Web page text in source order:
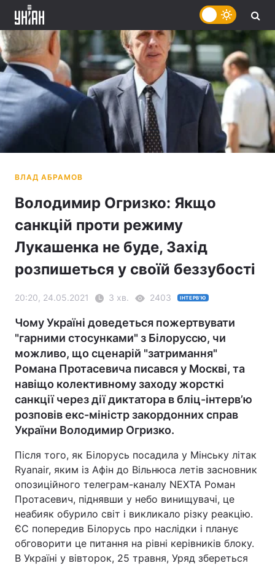
Володимир Огризко: Якщо
санкцій проти режиму
Лукашенка не буде, Захід
розпишеться у своїй беззубості
20:20, 24.05.2021 3 хв. 2403 ІНТЕРВ'Ю
Чому Україні доведеться пожертвувати
"гарними стосунками" з Білоруссю, чи
можливо, що сценарій "затримання"
Романа Протасевича писався у Москві, та
навіщо колективному заходу жорсткі
санкції через дії диктатора в бліц-інтерв’ю
розповів екс-міністр закордонних справ
України Володимир Огризко.
Після того, як Білорусь посадила у Мінську літак
Ryanair, яким із Афін до Вільнюса летів засновник
опозиційного телеграм-каналу NEXTA Роман
Протасевич, піднявши у небо винищувачі, це
неабияк обурило світ і викликало різку реакцію.
ЄС попередив Білорусь про наслідки і планує
обговорити це питання на рівні керівників блоку.
В Україні у вівторок, 25 травня, Уряд збереться